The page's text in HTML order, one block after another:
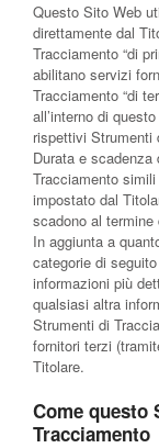
Questo Sito Web
direttamente dal
Tracciamento “di
abilitano servizi
Tracciamento “di
all’interno di
rispettivi Strumenti
Durata e
Tracciamento
impostato dal
scadono al termine
In aggiunta a
categorie di
informazioni più
qualsiasi altra
Strumenti di
fornitori terzi
Titolare.
Come questo
Tracciamento